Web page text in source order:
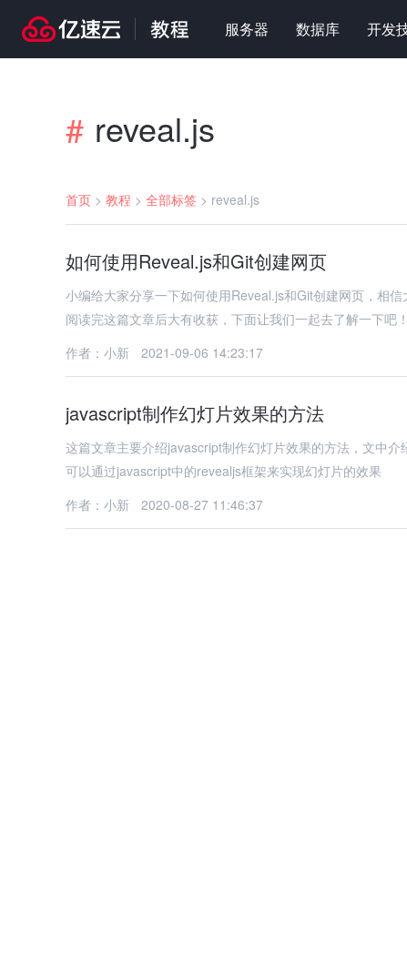
服务器 数据库 开发
# reveal.js
首页 > 教程 > 全部标签 > reveal.js
如何使用Reveal.js和Git创建网页
小编给大家分享一下如何使用Reveal.js和Git创建网页，相
阅读完这篇文章后大有收获，下面让我们一起去了解一下吧
作者：小新
2021-09-06 14:23:17
javascript制作幻灯片效果的方法
这篇文章主要介绍javascript制作幻灯片效果的方法，文中
可以通过javascript中的revealjs框架来实现幻灯片的效果
作者：小新
2020-08-27 11:46:37